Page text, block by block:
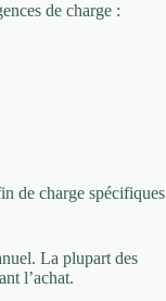
de charge :
de charge spécifiques
La plupart des
l’achat.